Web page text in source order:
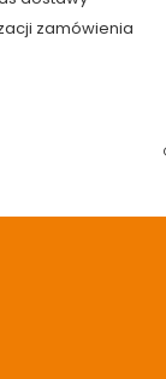
zamówienia